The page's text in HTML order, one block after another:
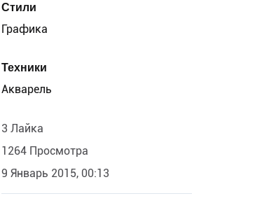
Стили
Графика
Техники
Акварель
3 Лайка
1264 Просмотра
9 Январь 2015, 00:13